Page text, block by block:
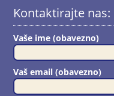
Kontaktirajte nas:
Vaše ime (obavezno)
Vaš email (obavezno)